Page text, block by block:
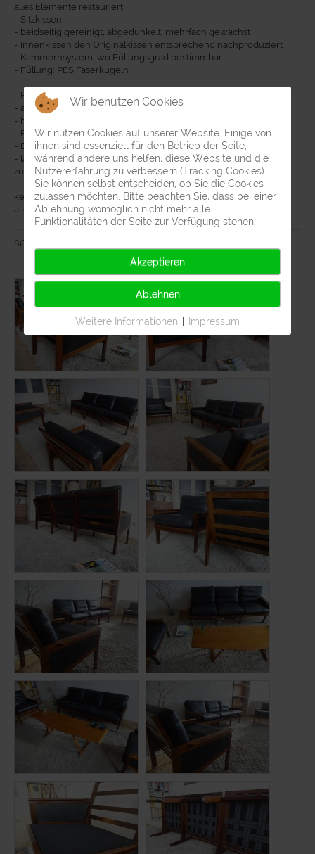
alles Elemente restauriert:
- Sitzkissen:
- beidseitig gereinigt, abgedunkelt, mehrfach gewachst
- Innenkissen den Originalkissen entsprechend nachproduziert
- Kammernsystem, wo Füllungsgrad bestimmbar
- Füllung: PES Faserkugeln
- Holzgestelle:
- alles auf Einzelteile zerlegt, gereinigt
- händisch geschliffen, mehrfach neu geölt
- Bespannung neu aufgezogen
- Bespannungsabdeckungen neu angefertigt
- laut Nummerierungen alle Teile original wieder
zusammengebaut
keinerlei alte Verunreinigungen mehr vorhanden
alles neu und sauber
SOLD
Wir benutzen Cookies
Wir nutzen Cookies auf unserer Website. Einige von
ihnen sind essenziell für den Betrieb der Seite,
während andere uns helfen, diese Website und die
Nutzererfahrung zu verbessern (Tracking Cookies).
Sie können selbst entscheiden, ob Sie die Cookies
zulassen möchten. Bitte beachten Sie, dass bei einer
Ablehnung womöglich nicht mehr alle
Funktionalitäten der Seite zur Verfügung stehen.
Akzeptieren
Ablehnen
Weitere Informationen Impressum